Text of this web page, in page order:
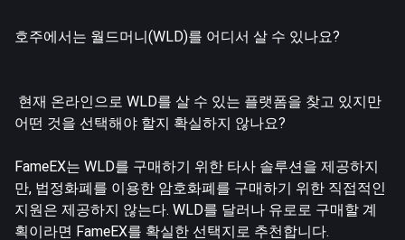
호주에서는 월드머니(WLD)를 어디서 살 수 있나요?
현재 온라인으로 WLD를 살 수 있는 플랫폼을 찾고 있지만
어떤 것을 선택해야 할지 확실하지 않나요?
FameEX는 WLD를 구매하기 위한 타사 솔루션을 제공하지
만, 법정화폐를 이용한 암호화폐를 구매하기 위한 직접적인
지원은 제공하지 않는다. WLD를 달러나 유로로 구매할 계
획이라면 FameEX를 확실한 선택지로 추천합니다.